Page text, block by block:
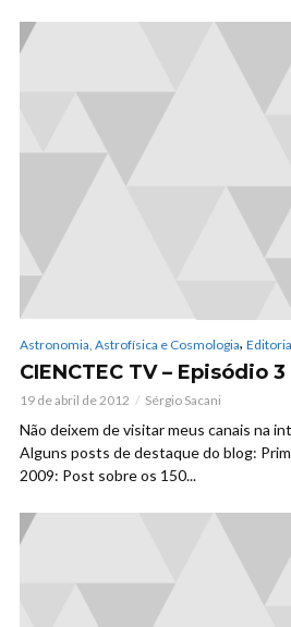
Astronomia, Astrofísica e Cosmologia,
CIENCTEC TV – Episódio
19 de abril de 2012 Sérgio Sacani
Não deixem de visitar meus canais na
Alguns posts de destaque do blog:
2009: Post sobre os 150...